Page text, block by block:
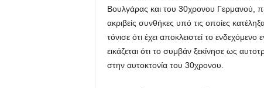
Βουλγάρας και του 30χρονου Γερμανού,
ακριβείς συνθήκες υπό τις οποίες
τόνισε ότι έχει αποκλειστεί το
εικάζεται ότι το συμβάν ξεκίνησε ως
στην αυτοκτονία του 30χρονου.